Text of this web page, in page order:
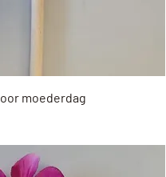
moederdag